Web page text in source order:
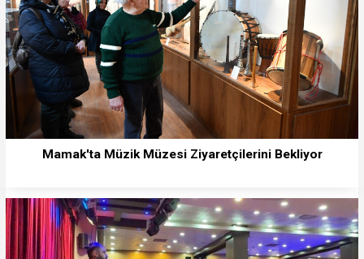
Mamak'ta Müzik Müzesi Ziyaretçilerini Bekliyor